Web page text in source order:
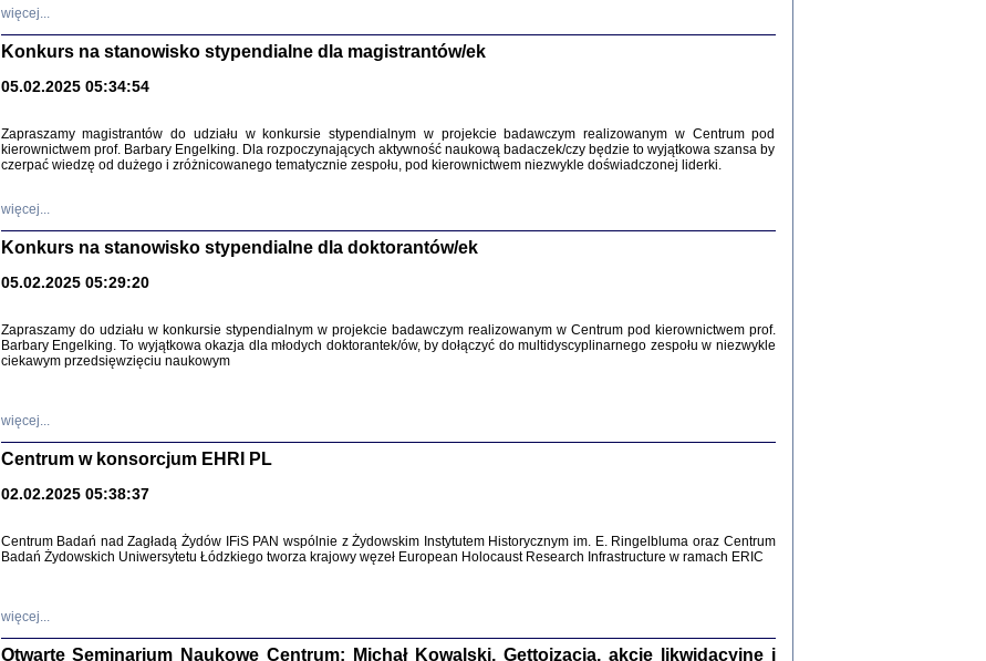
Pisma Kopla i Mirki Piżyców o życiu w getcie i okupowanej
Warszawie
Warszawa 2016
SZCZĘŚCIE JEST POSIADAĆ DOM POD ZIEMIĄ ...
więcej...
Konkurs na stanowisko stypendialne dla magistrantów/ek
05.02.2025 05:34:54
Zapraszamy magistrantów do udziału w konkursie stypendialnym w projekcie badawczym realizowanym w Centrum pod
kierownictwem prof. Barbary Engelking. Dla rozpoczynających aktywność naukową badaczek/czy będzie to wyjątkowa szansa by
czerpać wiedzę od dużego i zróżnicowanego tematycznie zespołu, pod kierownictwem niezwykle doświadczonej liderki.
więcej...
Konkurs na stanowisko stypendialne dla doktorantów/ek
05.02.2025 05:29:20
Zapraszamy do udziału w konkursie stypendialnym w projekcie badawczym realizowanym w Centrum pod kierownictwem prof.
Barbary Engelking. To wyjątkowa okazja dla młodych doktorantek/ów, by dołączyć do multidyscyplinarnego zespołu w niezwykle
ciekawym przedsięwzięciu naukowym
więcej...
Centrum w konsorcjum EHRI PL
02.02.2025 05:38:37
Centrum Badań nad Zagładą Żydów IFiS PAN wspólnie z Żydowskim Instytutem Historycznym im. E. Ringelbluma oraz Centrum
Badań Żydowskich Uniwersytetu Łódzkiego tworza krajowy węzeł European Holocaust Research Infrastructure w ramach ERIC
więcej...
Otwarte Seminarium Naukowe Centrum: Michał Kowalski, Gettoizacja, akcje likwidacyjne i